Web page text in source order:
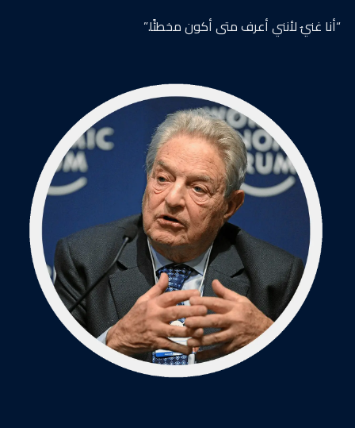
“أنا غنيٌ لأنني أعرف متى أكون مخطئًا.”